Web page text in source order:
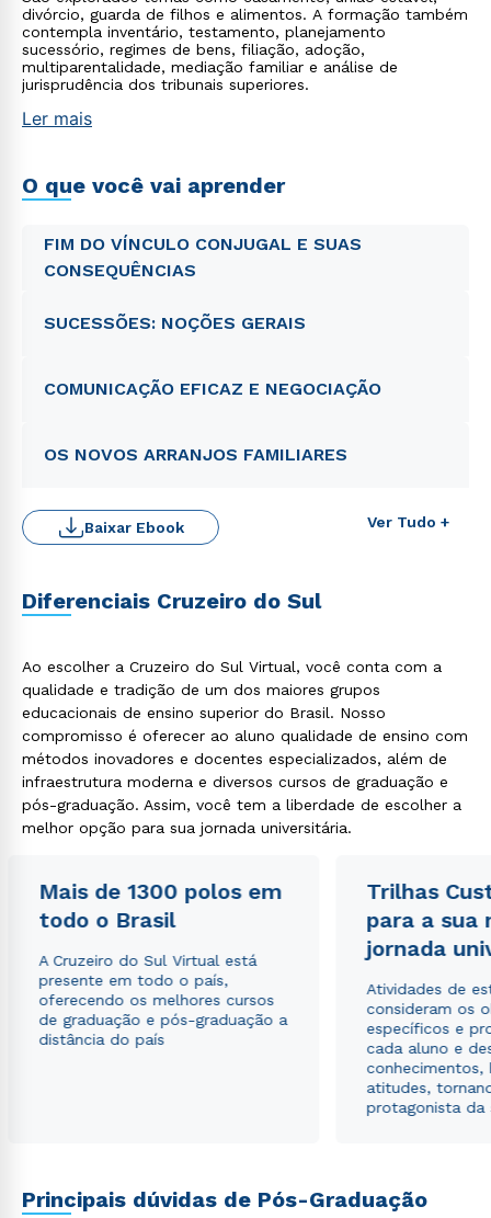
divórcio, guarda de filhos e alimentos. A formação também
contempla inventário, testamento, planejamento
sucessório, regimes de bens, filiação, adoção,
multiparentalidade, mediação familiar e análise de
jurisprudência dos tribunais superiores.
Ler mais
O que você vai aprender
FIM DO VÍNCULO CONJUGAL E SUAS
CONSEQUÊNCIAS
SUCESSÕES: NOÇÕES GERAIS
COMUNICAÇÃO EFICAZ E NEGOCIAÇÃO
OS NOVOS ARRANJOS FAMILIARES
Ver Tudo +
Baixar Ebook
Diferenciais Cruzeiro do Sul
Ao escolher a Cruzeiro do Sul Virtual, você conta com a
qualidade e tradição de um dos maiores grupos
educacionais de ensino superior do Brasil. Nosso
compromisso é oferecer ao aluno qualidade de ensino com
métodos inovadores e docentes especializados, além de
infraestrutura moderna e diversos cursos de graduação e
pós-graduação. Assim, você tem a liberdade de escolher a
melhor opção para sua jornada universitária.
Mais de 1300 polos em
todo o Brasil
A Cruzeiro do Sul Virtual está
presente em todo o país,
oferecendo os melhores cursos
de graduação e pós-graduação a
distância do país
Trilhas
para a sua
jornada
Atividades de
consideram os
específicos e
cada aluno e
conhecimentos,
atitudes,
protagonista da
Principais dúvidas de Pós-Graduação
Rápido e fácil
WhatsApp
ou
Política de Privacidade.
autorizo que meus dados sejam utilizados para o
envio de conteúdos da Cruzeiro do Sul.